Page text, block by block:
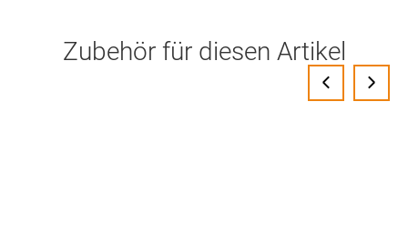
Zubehör für diesen Artikel
‹ ›